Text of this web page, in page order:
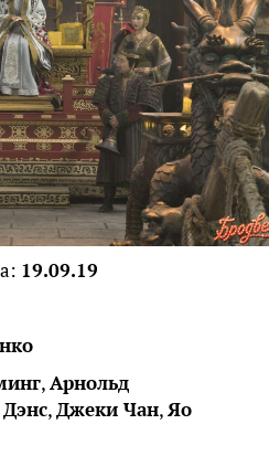
19.09.19
,Арнольд
,Джеки Чан,Яо